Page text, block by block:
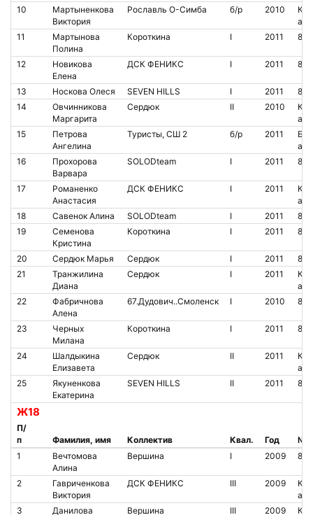
10
Мартыненкова
Виктория
Рославль О-Симба б/р 2010
11
Мартынова
Полина
Короткина I 2011
12
Новикова
Елена
ДСК ФЕНИКС I 2011
13 Носкова Олеся SEVEN HILLS I 2011
14
Овчинникова
Маргарита
Сердюк II 2010
15
Петрова
Ангелина
Туристы, СШ 2 б/р 2011
16
Прохорова
Варвара
SOLODteam I 2011
17
Романенко
Анастасия
ДСК ФЕНИКС I 2011
18
Савенок Алина SOLODteam I 2011
19
Семенова
Кристина
Короткина I 2011
20 Сердюк Марья Сердюк I 2011
21
Транжилина
Диана
Сердюк I 2011
22
Фабричнова
Алена
67.Дудович..Смоленск I 2010
23
Черных
Милана
Короткина I 2011
24
Шалдыкина
Елизавета
Сердюк II 2011
25
Якуненкова
Екатерина
SEVEN HILLS II 2011
Ж18
П/
п
Фамилия, имя Коллектив Квал. Год
№
1
Вечтомова
Алина
Вершина I 2009
2
Гавриченкова
Виктория
ДСК ФЕНИКС III 2009
3
Данилова Вершина III 2009